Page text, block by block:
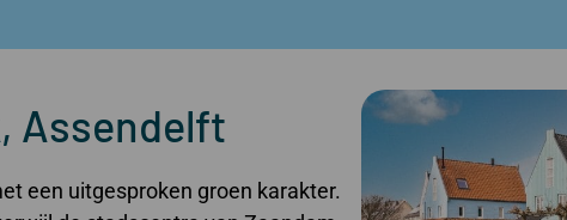
Assendelft
een uitgesproken groen karakter.